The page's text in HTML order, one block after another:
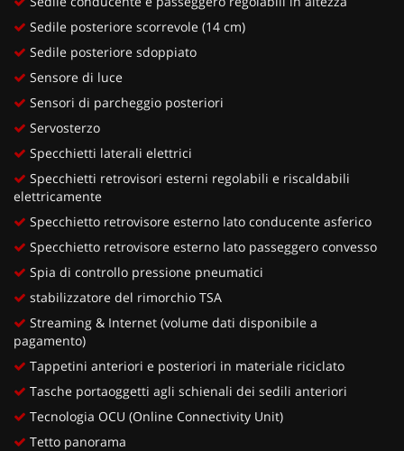
Sedile posteriore scorrevole (14 cm)
Sedile posteriore sdoppiato
Sensore di luce
Sensori di parcheggio posteriori
Servosterzo
Specchietti laterali elettrici
Specchietti retrovisori esterni regolabili e riscaldabili
elettricamente
Specchietto retrovisore esterno lato conducente asferico
Specchietto retrovisore esterno lato passeggero convesso
Spia di controllo pressione pneumatici
stabilizzatore del rimorchio TSA
Streaming & Internet (volume dati disponibile a
pagamento)
Tappetini anteriori e posteriori in materiale riciclato
Tasche portaoggetti agli schienali dei sedili anteriori
Tecnologia OCU (Online Connectivity Unit)
Tetto panorama